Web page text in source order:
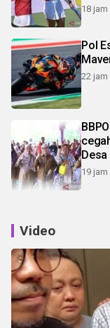
18 jam
Pol
22 jam
19 jam
Video